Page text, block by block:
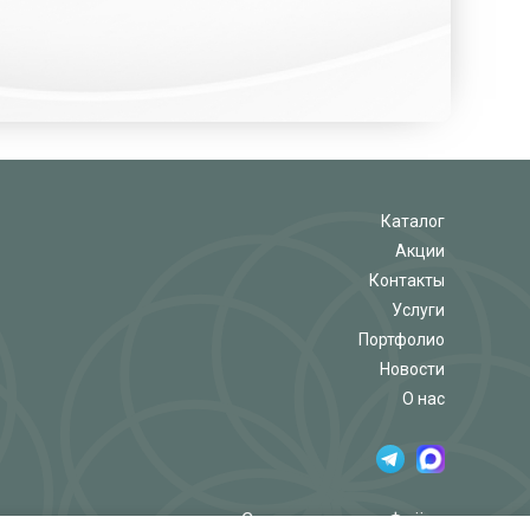
Каталог
Акции
Контакты
Услуги
Портфолио
Новости
О нас
Салон-магазин «Флёр»